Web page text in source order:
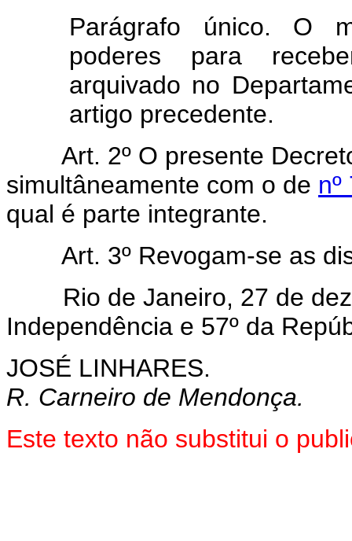
Parágrafo único. O
poderes para
arquivado no
artigo precedente.
Art. 2º O presente
simultâneamente com o de
qual é parte integrante.
Art. 3º Revogam-se as
Rio de Janeiro, 27 de
Independência e 57º da
JOSÉ LINHARES.
R. Carneiro de Mendonça.
Este texto não substitui o